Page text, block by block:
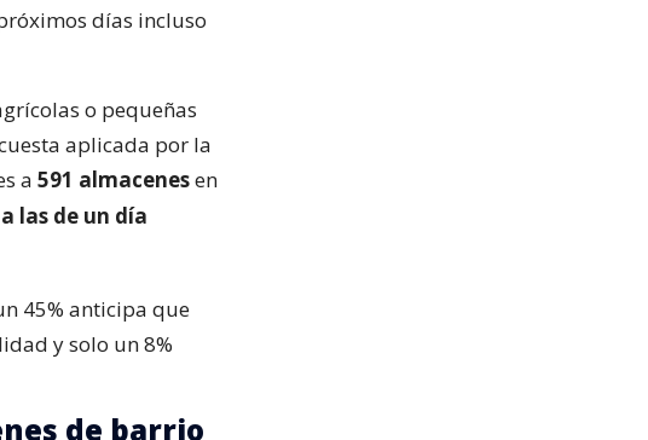
días incluso
o pequeñas
aplicada por la
a 591 almacenesen
las de un día
45% anticipa que
y solo un 8%
de barrio